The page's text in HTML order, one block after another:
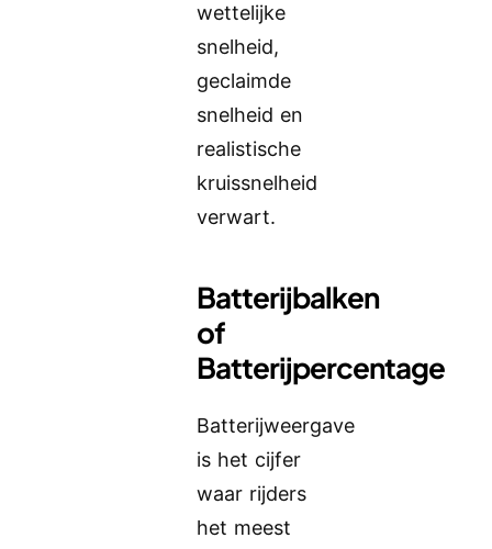
wettelijke
snelheid,
geclaimde
snelheid en
realistische
kruissnelheid
verwart.
Batterijbalken
of
Batterijpercentage
Batterijweergave
is het cijfer
waar rijders
het meest